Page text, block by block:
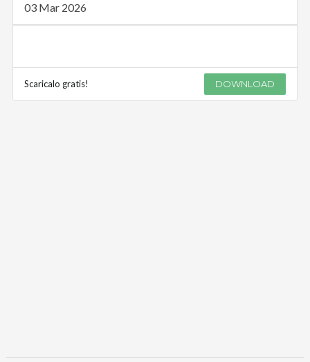
03 Mar 2026
Scaricalo gratis! DOWNLOAD